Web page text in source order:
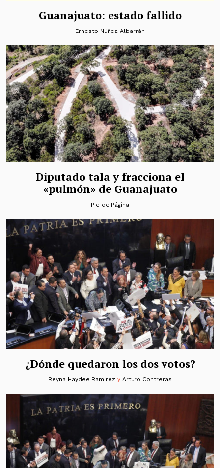
Guanajuato: estado fallido
Ernesto Núñez Albarrán
Diputado tala y fracciona el
«pulmón» de Guanajuato
Pie de Página
¿Dónde quedaron los dos votos?
Reyna Haydee Ramirez y Arturo Contreras